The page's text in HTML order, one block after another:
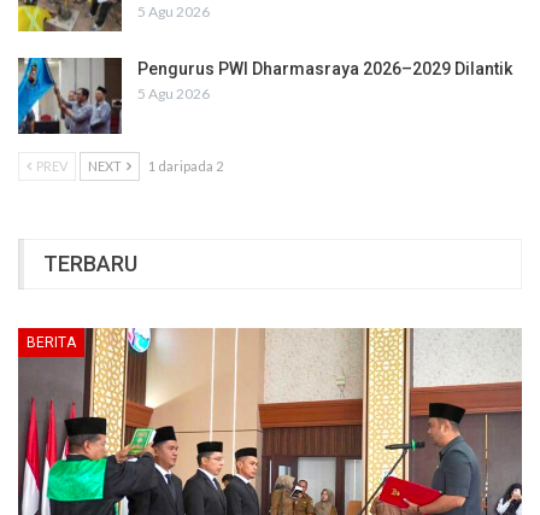
5 Agu 2026
Pengurus PWI Dharmasraya 2026–2029 Dilantik
5 Agu 2026
PREV NEXT 1 daripada 2
TERBARU
BERITA